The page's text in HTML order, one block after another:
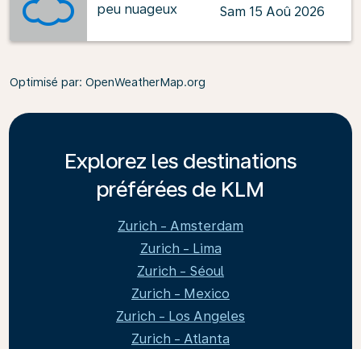
peu nuageux
Sam 15 Aoû 2026
Optimisé par: OpenWeatherMap.org
Explorez les destinations
préférées de KLM
Zurich - Amsterdam
Zurich - Lima
Zurich - Séoul
Zurich - Mexico
Zurich - Los Angeles
Zurich - Atlanta